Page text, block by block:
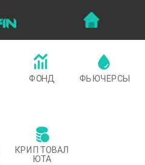
ФОНД ФЬЮЧЕРСЫ
КРИПТОВАЛ
ЮТА